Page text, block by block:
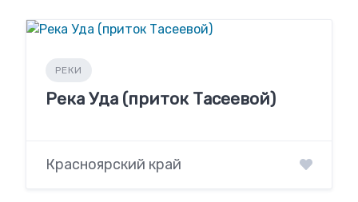
РЕКИ
Река Уда (приток Тасеевой)
Красноярский край